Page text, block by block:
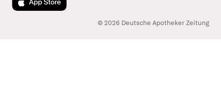
© 2026 Deutsche Apotheker Zeitung